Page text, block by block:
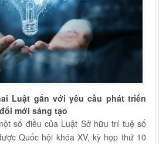
Luật gắn với yêu cầu phát triển
mới sáng tạo
số điều của Luật Sở hữu trí tuệ số
Quốc hội khóa XV, kỳ họp thứ 10